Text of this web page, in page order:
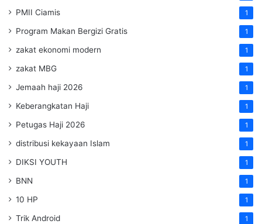
PMII Ciamis 1
Program Makan Bergizi Gratis 1
zakat ekonomi modern 1
zakat MBG 1
Jemaah haji 2026 1
Keberangkatan Haji 1
Petugas Haji 2026 1
distribusi kekayaan Islam 1
DIKSI YOUTH 1
BNN 1
10 HP 1
Trik Android 1